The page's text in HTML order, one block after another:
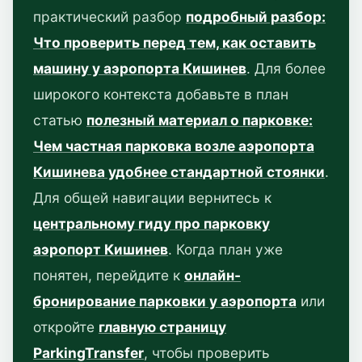
практический разбор подробный разбор:
Что проверить перед тем, как оставить
машину у аэропорта Кишинев. Для более
широкого контекста добавьте в план
статью полезный материал о парковке:
Чем частная парковка возле аэропорта
Кишинева удобнее стандартной стоянки.
Для общей навигации вернитесь к
центральному гиду про парковку
аэропорт Кишинев. Когда план уже
понятен, перейдите к онлайн-
бронирование парковки у аэропорта или
откройте главную страницу
ParkingTransfer, чтобы проверить